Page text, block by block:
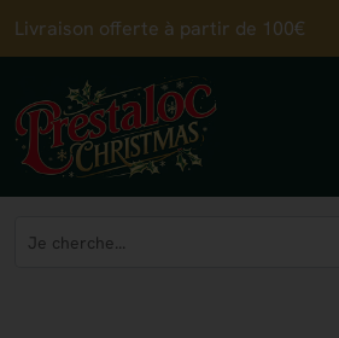
Livraison offerte à partir de 100€